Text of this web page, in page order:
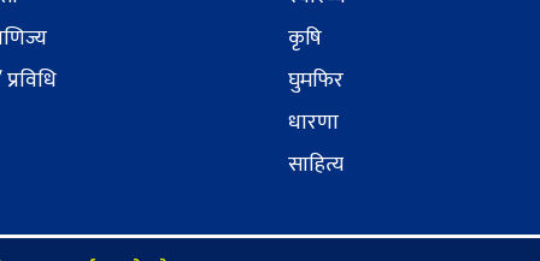
कृषि
घुमफिर
धारणा
साहित्य